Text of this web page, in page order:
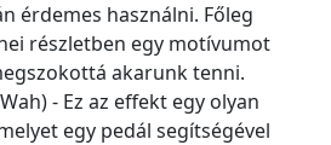
érdemes használni. Főleg
részletben egy motívumot
akarunk tenni.
- Ez az effekt egy olyan
egy pedál segítségével